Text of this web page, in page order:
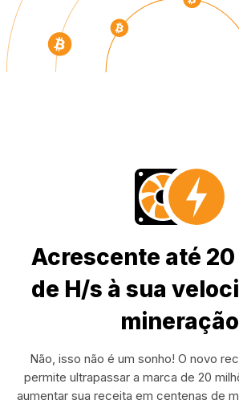
Acrescente até
de H/s à sua
mineração
Não, isso não é um sonho! O novo
permite ultrapassar a marca de 20
aumentar sua receita em centenas de